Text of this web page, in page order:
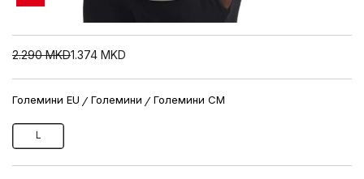
2.290 MKD1.374 MKD
Големини EU Големини Големини CM
L